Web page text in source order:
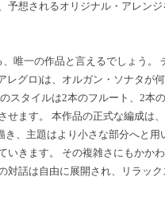
予想されるオリジナル・アレン
唯一の作品と言えるでしょう。
グロ)は、オルガン・ソナタが
スタイルは2本のフルート、2本
せます。 本作品の正式な編成は
、主題はより小さな部分へと用
きます。 その複雑さにもかか
対話は自由に展開され、リラッ